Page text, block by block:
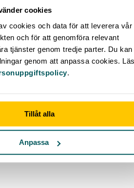
cookies
cookies och data för att leverera vår
och för att genomföra relevant
tjänster genom tredje parter. Du
genom att anpassa cookies.
.
Tillåt alla
Anpassa
fond bestå av?